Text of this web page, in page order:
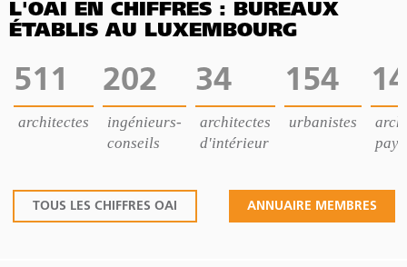
L'OAI EN CHIFFRES : BUREAUX
ÉTABLIS AU LUXEMBOURG
511
architectes
202
ingénieurs-
conseils
34
architectes
d'intérieur
154
urbanistes
14
TOUS LES CHIFFRES OAI ANNUAIRE MEMBRES